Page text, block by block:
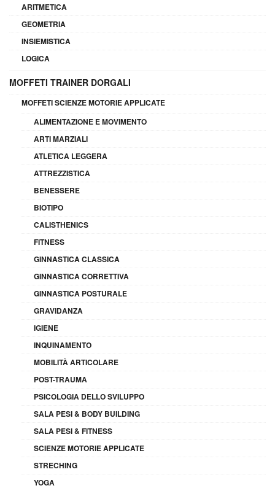
ARITMETICA
GEOMETRIA
INSIEMISTICA
LOGICA
MOFFETI TRAINER DORGALI
MOFFETI SCIENZE MOTORIE APPLICATE
ALIMENTAZIONE E MOVIMENTO
ARTI MARZIALI
ATLETICA LEGGERA
ATTREZZISTICA
BENESSERE
BIOTIPO
CALISTHENICS
FITNESS
GINNASTICA CLASSICA
GINNASTICA CORRETTIVA
GINNASTICA POSTURALE
GRAVIDANZA
IGIENE
INQUINAMENTO
MOBILITÀ ARTICOLARE
POST-TRAUMA
PSICOLOGIA DELLO SVILUPPO
SALA PESI & BODY BUILDING
SALA PESI & FITNESS
SCIENZE MOTORIE APPLICATE
STRECHING
YOGA